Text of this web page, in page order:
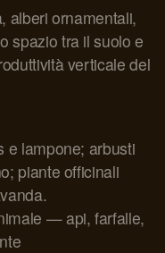
alberi ornamentali,
spazio tra il suolo e
verticale del
lampone; arbusti
piante officinali
— api, farfalle,